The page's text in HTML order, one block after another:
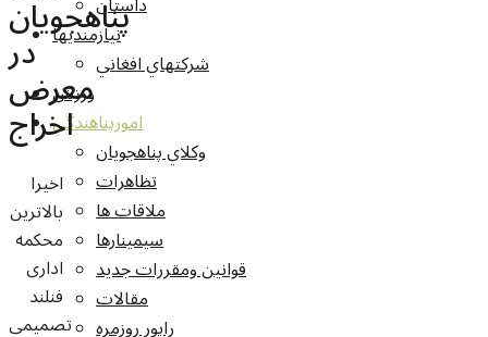
نيازمنديها
شرکتهاي افغاني
ورزش
امورپناهندگي
وکلاي پناهجويان
تظاهرات
ملاقات ها
سيمينارها
قوانين ومقررات جديد
مقالات
راپور روزمره
پناهجویان
در
معرض
اخراج
اخیرا
بالاترین
محکمه
اداری
فنلند
تصمیمی